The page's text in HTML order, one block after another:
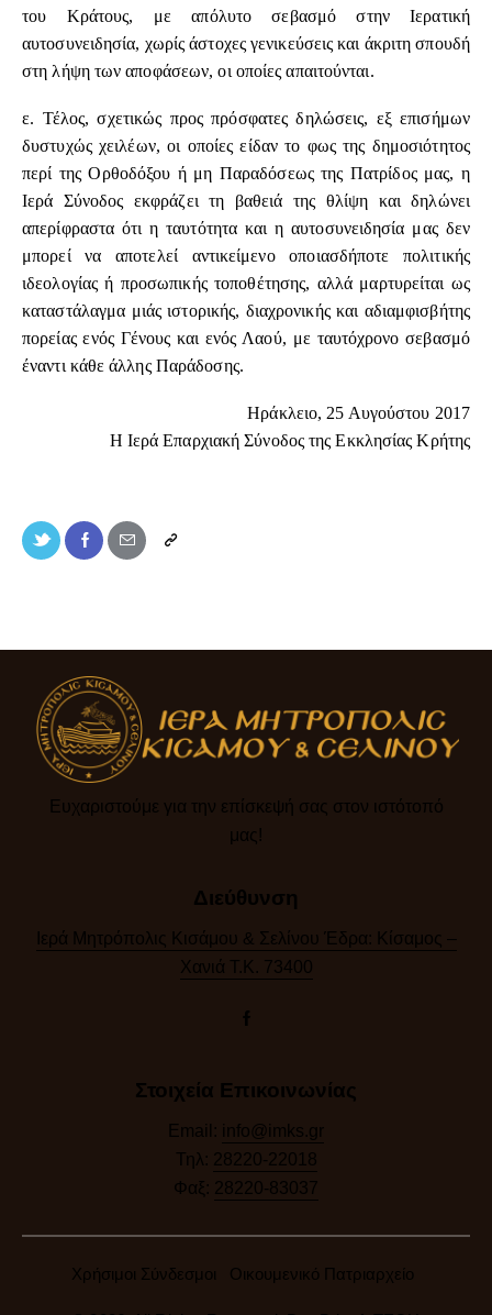
του Κράτους, με απόλυτο σεβασμό στην Ιερατική
αυτοσυνειδησία, χωρίς άστοχες γενικεύσεις και άκριτη σπουδή
στη λήψη των αποφάσεων, οι οποίες απαιτούνται.
ε. Τέλος, σχετικώς προς πρόσφατες δηλώσεις, εξ επισήμων
δυστυχώς χειλέων, οι οποίες είδαν το φως της δημοσιότητος
περί της Ορθοδόξου ή μη Παραδόσεως της Πατρίδος μας, η
Ιερά Σύνοδος εκφράζει τη βαθειά της θλίψη και δηλώνει
απερίφραστα ότι η ταυτότητα και η αυτοσυνειδησία μας δεν
μπορεί να αποτελεί αντικείμενο οποιασδήποτε πολιτικής
ιδεολογίας ή προσωπικής τοποθέτησης, αλλά μαρτυρείται ως
καταστάλαγμα μιάς ιστορικής, διαχρονικής και αδιαμφισβήτης
πορείας ενός Γένους και ενός Λαού, με ταυτόχρονο σεβασμό
έναντι κάθε άλλης Παράδοσης.
Ηράκλειο, 25 Αυγούστου 2017
Η Ιερά Επαρχιακή Σύνοδος της Εκκλησίας Κρήτης
Ευχαριστούμε για την επίσκεψή σας στον ιστότοπό
μας!​
Διεύθυνση
Ιερά Μητρόπολις Κισάμου & Σελίνου Έδρα: Κίσαμος –
Χανιά Τ.Κ. 73400
Στοιχεία Επικοινωνίας
Email: info@imks.gr
Τηλ: 28220-22018
Φαξ: 28220-83037
Χρήσιμοι Σύνδεσμοι Οικουμενικό Πατριαρχείο